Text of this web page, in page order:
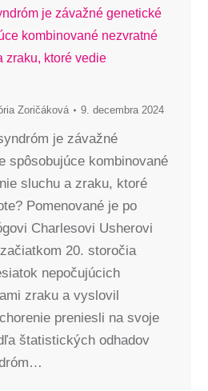
je závažné genetické
kombinované nezvratné
zraku, ktoré vedie
Zoričáková 9. decembra 2024
je závažné
spôsobujúce kombinované
sluchu a zraku, ktoré
Pomenované je po
Charlesovi Usherovi
20. storočia
nepočujúcich
zraku a vyslovil
preniesli na svoje
štatistických odhadov